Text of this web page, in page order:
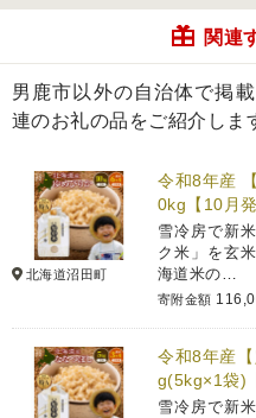
関連
男鹿市以外の自治体で掲
連のお礼の品をご紹介しま
北海道沼田町
令和8年産
0kg【10月
雪冷房で新
ク米」を玄
海道米の…
寄附金額
令和8年産
g(5kg×1袋)
雪冷房で新